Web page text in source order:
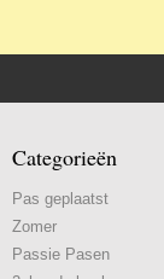
Categorieën
Pas geplaatst
Zomer
Passie Pasen